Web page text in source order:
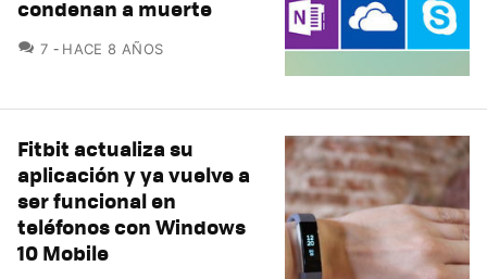
condenan a muerte
7 COMENTARIOS
HACE 8 AÑOS
Fitbit actualiza su
aplicación y ya vuelve a
ser funcional en
teléfonos con Windows
10 Mobile